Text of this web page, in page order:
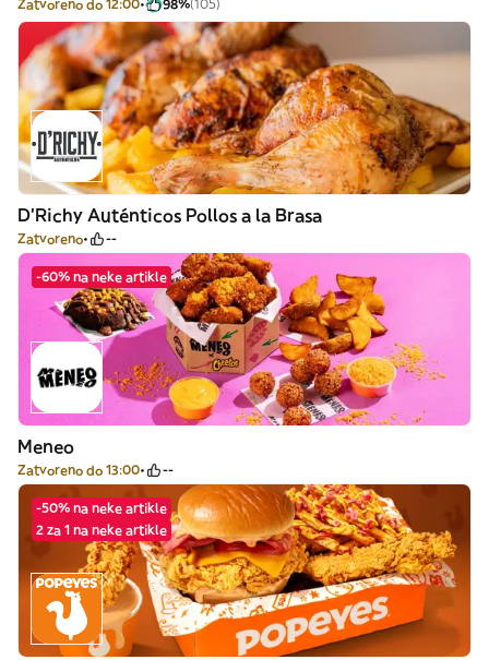
Zatvoreno do 12:00 98%(105)
D'Richy Auténticos Pollos a la Brasa
Zatvoreno --
-60% na neke artikle
Meneo
Zatvoreno do 13:00 --
-50% na neke artikle
2 za 1 na neke artikle